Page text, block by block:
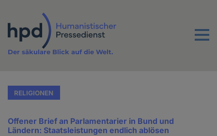
Inhalt
Menu
Der säkulare Blick auf die Welt.
RELIGIONEN
Offener Brief an Parlamentarier in Bund und
Ländern: Staatsleistungen endlich ablösen